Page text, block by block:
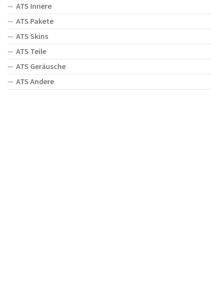
ATS Innere
ATS Pakete
ATS Skins
ATS Teile
ATS Geräusche
ATS Andere